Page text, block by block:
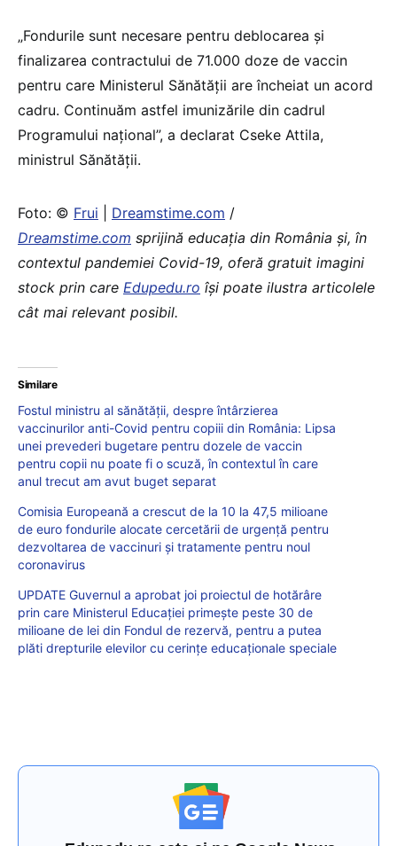
„Fondurile sunt necesare pentru deblocarea și
finalizarea contractului de 71.000 doze de vaccin
pentru care Ministerul Sănătății are încheiat un acord
cadru. Continuăm astfel imunizările din cadrul
Programului național”, a declarat Cseke Attila,
ministrul Sănătății.
Foto: © Frui Dreamstime.com /
Dreamstime.com sprijină educaţia din România şi, în
contextul pandemiei Covid-19, oferă gratuit imagini
stock prin care Edupedu.ro îşi poate ilustra articolele
cât mai relevant posibil.
Similare
Fostul ministru al sănătății, despre întârzierea
vaccinurilor anti-Covid pentru copiii din România: Lipsa
unei prevederi bugetare pentru dozele de vaccin
pentru copii nu poate fi o scuză, în contextul în care
anul trecut am avut buget separat
Comisia Europeană a crescut de la 10 la 47,5 milioane
de euro fondurile alocate cercetării de urgență pentru
dezvoltarea de vaccinuri și tratamente pentru noul
coronavirus
UPDATE Guvernul a aprobat joi proiectul de hotărâre
prin care Ministerul Educației primește peste 30 de
milioane de lei din Fondul de rezervă, pentru a putea
plăti drepturile elevilor cu cerințe educaționale speciale